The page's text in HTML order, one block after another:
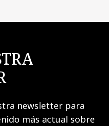
newsletter para
más actual sobre